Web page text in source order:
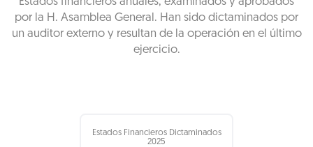
por la H. Asamblea General. Han sido dictaminados por
un auditor externo y resultan de la operación en el último
ejercicio.
Estados Financieros Dictaminados
2025